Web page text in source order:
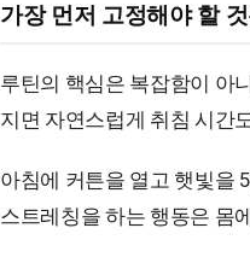
가장 먼저 고정해야 할
루틴의 핵심은 복잡함이 아
지면 자연스럽게 취침 시간
아침에 커튼을 열고 햇빛을
스트레칭을 하는 행동은 몸